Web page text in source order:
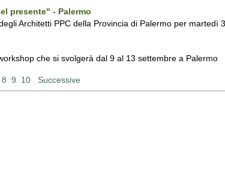
presente" - Palermo
Architetti PPC della Provincia di Palermo per martedì
che si svolgerà dal 9 al 13 settembre a Palermo
8 9 10 Successive